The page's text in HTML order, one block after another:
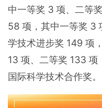
中一等奖 3 项、二等
58 项，其中一等奖 3
学技术进步奖 149 项
13 项、二等奖 133
国际科学技术合作奖。